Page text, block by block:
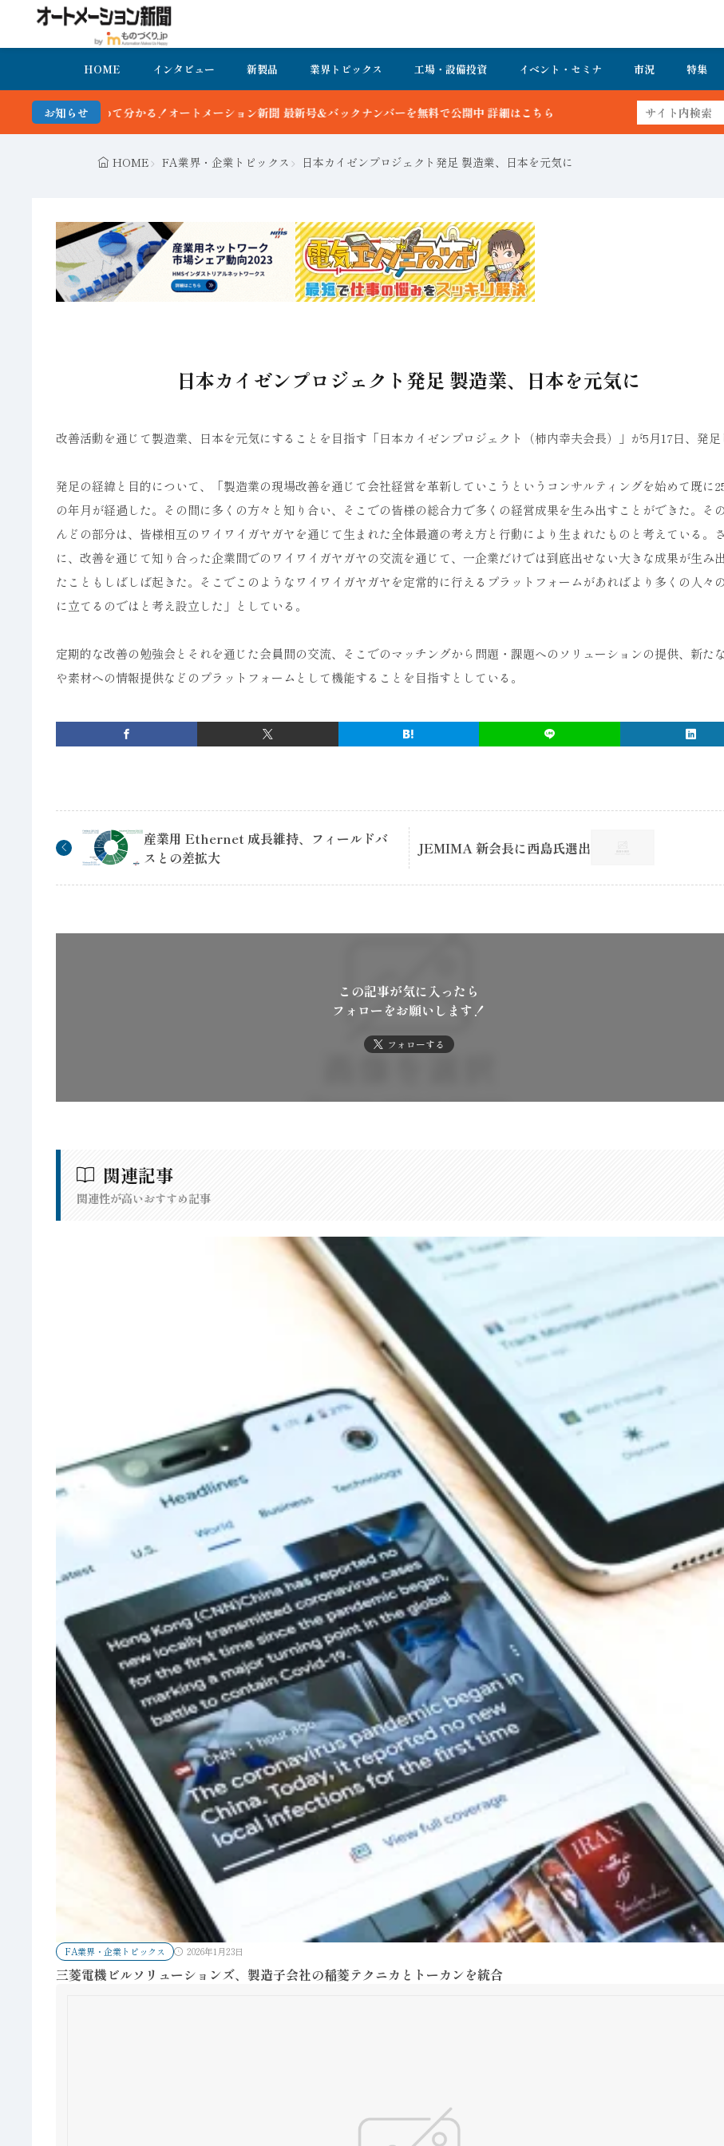
HOME インタビュー 新製品 業界トピックス 工場・設備投資 イベント・セミナ 市況 特集
お知らせ
トメーション新聞 最新号＆バックナンバーを無料で公開中 詳細はこちら
HOME FA業界・企業トピックス 日本カイゼンプロジェクト発足 製造業、日本を元気に
日本カイゼンプロジェクト発足 製造業、日本を元気に
改善活動を通じて製造業、日本を元気にすることを目指す「日本カイゼンプロジェクト（柿内幸夫会長）」が5月17日、発足
発足の経緯と目的について、「製造業の現場改善を通じて会社経営を革新していこうというコンサルティングを始めて既に
の年月が経過した。その間に多くの方々と知り合い、そこでの皆様の総合力で多くの経営成果を生み出すことができた。そ
んどの部分は、皆様相互のワイワイガヤガヤを通じて生まれた全体最適の考え方と行動により生まれたものと考えている。
に、改善を通じて知り合った企業間でのワイワイガヤガヤの交流を通じて、一企業だけでは到底出せない大きな成果が生み
たこともしばしば起きた。そこでこのようなワイワイガヤガヤを定常的に行えるプラットフォームがあればより多くの人々
に立てるのではと考え設立した」としている。
定期的な改善の勉強会とそれを通じた会員間の交流、そこでのマッチングから問題・課題へのソリューションの提供、新た
や素材への情報提供などのプラットフォームとして機能することを目指すとしている。
産業用 Ethernet 成長維持、フィールドバ
スとの差拡大
JEMIMA 新会長に西島氏選出
この記事が気に入ったら
フォローをお願いします！
フォローする
関連記事
関連性が高いおすすめ記事
FA業界・企業トピックス 2026年1月23日
三菱電機ビルソリューションズ、製造子会社の稲菱テクニカとトーカンを統合